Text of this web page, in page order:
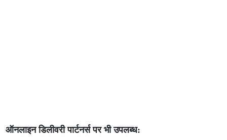
ऑनलाइन डिलीवरी पार्टनर्स पर भी उपलब्ध: